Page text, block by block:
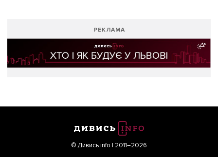
РЕКЛАМА
© Дивись.info | 2011–2026